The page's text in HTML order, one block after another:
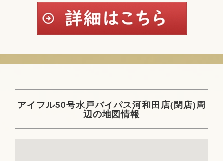
アイフル50号水戸バイパス河和田店(閉店)周
辺の地図情報